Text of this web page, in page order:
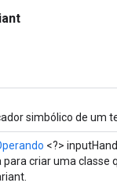
simbólico de um
<?>
criar uma classe